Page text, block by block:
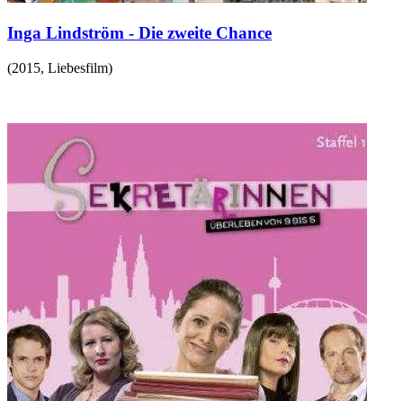
Inga Lindström - Die zweite Chance
(2015, Liebesfilm)